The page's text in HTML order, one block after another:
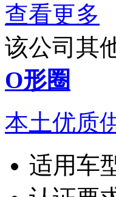
查看更多
该公司其
O形圈
本土优质
适用车